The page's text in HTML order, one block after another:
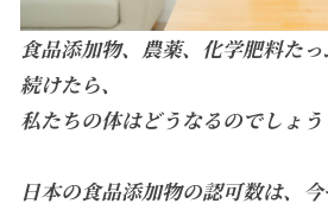
食品添加物、農薬、化学肥料た
続けたら、
私たちの体はどうなるのでしょう
日本の食品添加物の認可数は、